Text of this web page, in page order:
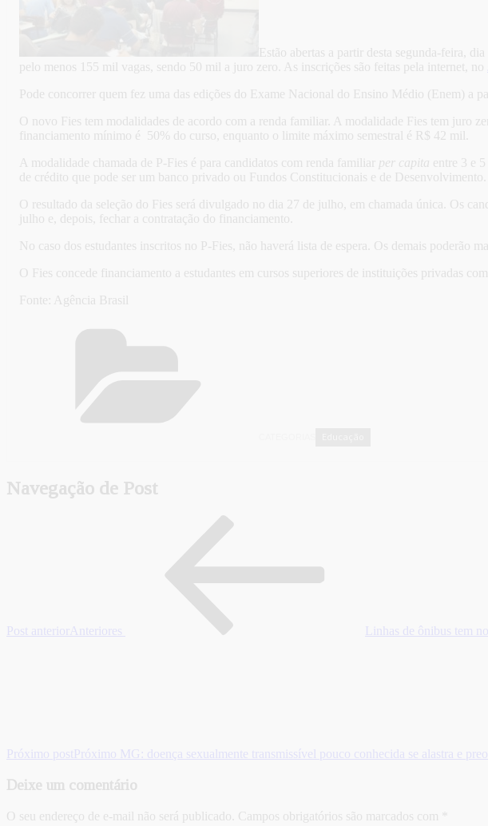
Estão abertas a partir desta segunda-feira,
pelo menos 155 mil vagas, sendo 50 mil a juro zero. As inscrições são feitas pela internet, no
Pode concorrer quem fez uma das edições do Exame Nacional do Ensino Médio (Enem) a
O novo Fies tem modalidades de acordo com a renda familiar. A modalidade Fies tem juro
financiamento mínimo é 50% do curso, enquanto o limite máximo semestral é R$ 42 mil.
A modalidade chamada de P-Fies é para candidatos com renda familiar per capita entre 3 e
de crédito que pode ser um banco privado ou Fundos Constitucionais e de Desenvolvimento.
O resultado da seleção do Fies será divulgado no dia 27 de julho, em chamada única. Os
julho e, depois, fechar a contratação do financiamento.
No caso dos estudantes inscritos no P-Fies, não haverá lista de espera. Os demais poderão
O Fies concede financiamento a estudantes em cursos superiores de instituições privadas
Fonte: Agência Brasil
Navegação de Post
Post anterior Anteriores Linhas de ônibus tem
Próximo post Próximo MG: doença sexualmente transmissível pouco conhecida se alastra e
Deixe um comentário
O seu endereço de e-mail não será publicado. Campos obrigatórios são marcados com